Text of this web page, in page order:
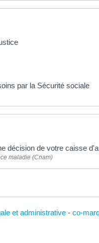
par la Sécurité sociale
décision de votre caisse
maladie (Cnam)
et administrative - co-